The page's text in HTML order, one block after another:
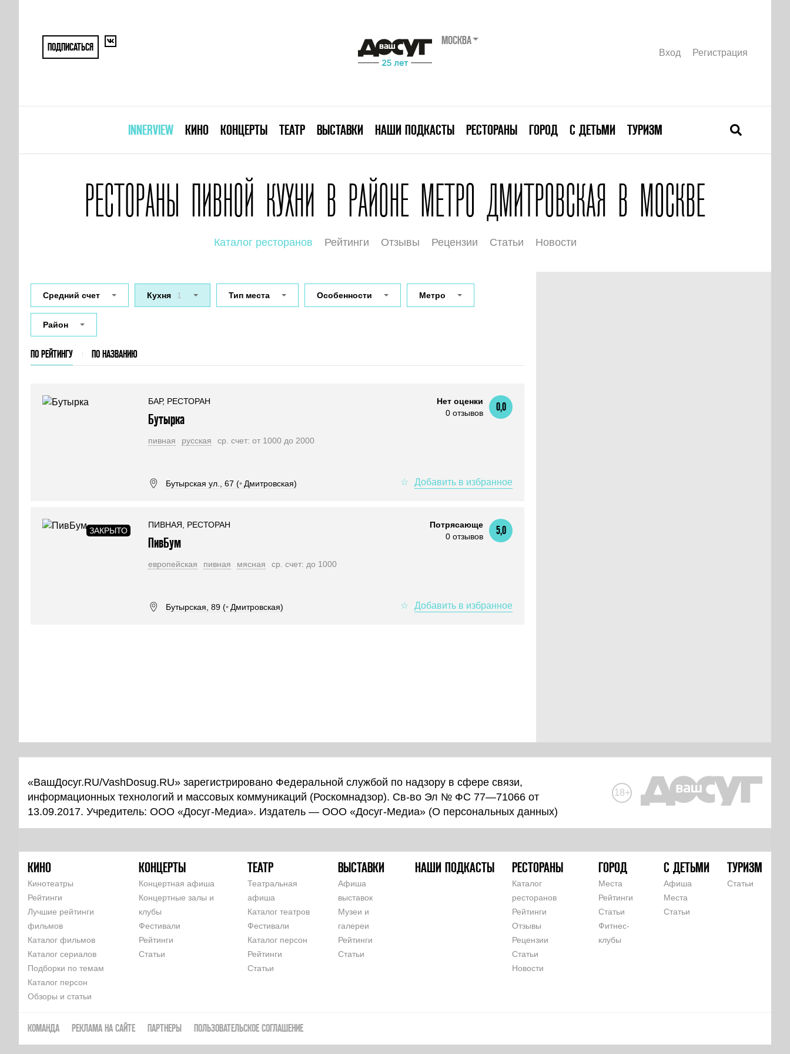
ПОДПИСАТЬСЯ
МОСКВА
Вход Регистрация
INNERVIEW КИНО КОНЦЕРТЫ ТЕАТР ВЫСТАВКИ НАШИ ПОДКАСТЫ РЕСТОРАНЫ ГОРОД С ДЕТЬМИ ТУРИЗМ
РЕСТОРАНЫ ПИВНОЙ КУХНИ В РАЙОНЕ МЕТРО ДМИТРОВСКАЯ В МОСКВЕ
Каталог ресторанов Рейтинги Отзывы Рецензии Статьи Новости
Средний счет Кухня 1 Тип места Особенности Метро
Район
ПО РЕЙТИНГУ ПО НАЗВАНИЮ
БАР, РЕСТОРАН
Бутырка
пивная русская ср. счет: от 1000 до 2000
Бутырская ул., 67 (• Дмитровская)
Нет оценки
0 отзывов
0,0
ПИВНАЯ, РЕСТОРАН
ПивБум
европейская пивная мясная ср. счет: до 1000
Бутырская, 89 (• Дмитровская)
Потрясающе
0 отзывов
5,0
«ВашДосуг.RU/VashDosug.RU» зарегистрировано Федеральной службой по надзору в сфере связи,
информационных технологий и массовых коммуникаций (Роскомнадзор). Св-во Эл № ФС 77—71066 от
13.09.2017. Учредитель: ООО «Досуг-Медиа». Издатель — ООО «Досуг-Медиа» (О персональных данных)
18+
КИНО
Кинотеатры
Рейтинги
Лучшие рейтинги
фильмов
Каталог фильмов
Каталог сериалов
Подборки по темам
Каталог персон
Обзоры и статьи
КОНЦЕРТЫ
Концертная афиша
Концертные залы и
клубы
Фестивали
Рейтинги
Статьи
ТЕАТР
Театральная
афиша
Каталог театров
Фестивали
Каталог персон
Рейтинги
Статьи
ВЫСТАВКИ
Афиша
выставок
Музеи и
галереи
Рейтинги
Статьи
НАШИ ПОДКАСТЫ РЕСТОРАНЫ
Каталог
ресторанов
Рейтинги
Отзывы
Рецензии
Статьи
Новости
ГОРОД
Места
Рейтинги
Статьи
Фитнес-
клубы
С ДЕТЬМИ
Афиша
Места
Статьи
ТУРИЗМ
Статьи
КОМАНДА РЕКЛАМА НА САЙТЕ ПАРТНЕРЫ ПОЛЬЗОВАТЕЛЬСКОЕ СОГЛАШЕНИЕ